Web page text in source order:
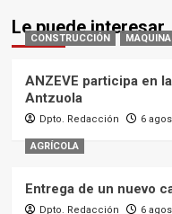
Le puede interesar
CONSTRUCCIÓN
ANZEVE participa en
Antzuola
Dpto. Redacción 6
AGRÍCOLA
Entrega de un nuevo
Dpto. Redacción 6